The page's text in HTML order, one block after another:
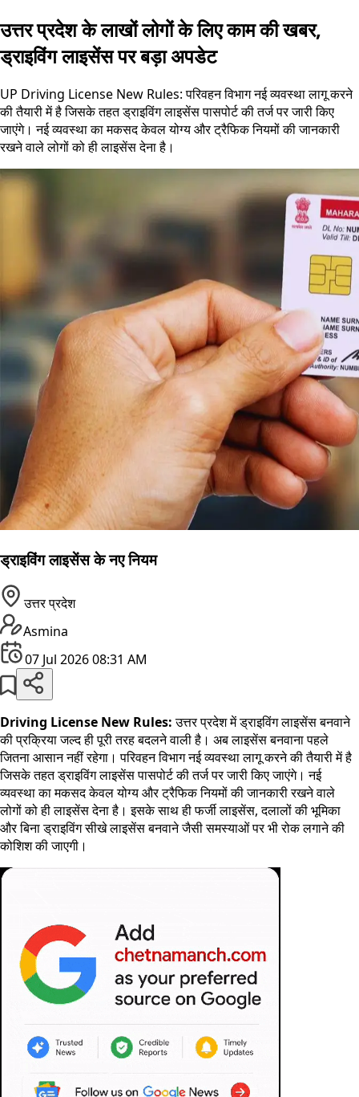
उत्तर प्रदेश के लाखों लोगों के लिए काम की खबर,
ड्राइविंग लाइसेंस पर बड़ा अपडेट
UP Driving License New Rules: परिवहन विभाग नई व्यवस्था लागू करने
की तैयारी में है जिसके तहत ड्राइविंग लाइसेंस पासपोर्ट की तर्ज पर जारी किए
जाएंगे। नई व्यवस्था का मकसद केवल योग्य और ट्रैफिक नियमों की जानकारी
रखने वाले लोगों को ही लाइसेंस देना है।
ड्राइविंग लाइसेंस के नए नियम
उत्तर प्रदेश
Asmina
07 Jul 2026 08:31 AM
Driving License New Rules:उत्तर प्रदेश में ड्राइविंग लाइसेंस बनवाने
की प्रक्रिया जल्द ही पूरी तरह बदलने वाली है। अब लाइसेंस बनवाना पहले
जितना आसान नहीं रहेगा। परिवहन विभाग नई व्यवस्था लागू करने की तैयारी में है
जिसके तहत ड्राइविंग लाइसेंस पासपोर्ट की तर्ज पर जारी किए जाएंगे। नई
व्यवस्था का मकसद केवल योग्य और ट्रैफिक नियमों की जानकारी रखने वाले
लोगों को ही लाइसेंस देना है। इसके साथ ही फर्जी लाइसेंस, दलालों की भूमिका
और बिना ड्राइविंग सीखे लाइसेंस बनवाने जैसी समस्याओं पर भी रोक लगाने की
कोशिश की जाएगी।